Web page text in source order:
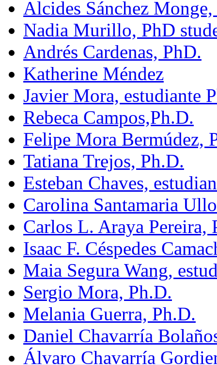
Alcides Sánchez
Nadia Murillo, PhD
Andrés Cardenas, PhD.
Katherine Méndez
Javier Mora, estudiante
Rebeca Campos,Ph.D.
Felipe Mora Bermúdez,
Tatiana Trejos, Ph.D.
Esteban Chaves,
Carolina Santamaria
Carlos L. Araya Pereira,
Isaac F. Céspedes
Maia Segura Wang,
Sergio Mora, Ph.D.
Melania Guerra, Ph.D.
Daniel Chavarría
Álvaro Chavarría